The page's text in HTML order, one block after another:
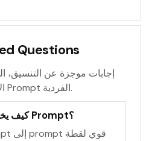
Questions
إجابات موجزة عن التنسيق،
الأداة عن تجربة فيديو إلى Prompt الفردية.
كيف يختلف هذا عن فيديو إلى Prompt؟